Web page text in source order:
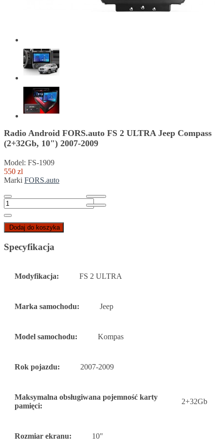
Radio Android FORS.auto FS 2 ULTRA Jeep Compass
(2+32Gb, 10") 2007-2009
Model: FS-1909
550 zl
Marki FORS.auto
Dodaj do koszyka
Specyfikacja
Modyfikacja: FS 2 ULTRA
Marka samochodu: Jeep
Model samochodu: Kompas
Rok pojazdu: 2007-2009
Maksymalna obsługiwana pojemność karty
pamięci:
2+32Gb
Rozmiar ekranu: 10"